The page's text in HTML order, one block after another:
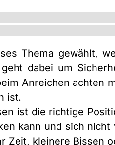
Thema gewählt,
dabei um
Anreichen achten
ist.
ist die richtige
kann und sich
Zeit, kleinere Bissen